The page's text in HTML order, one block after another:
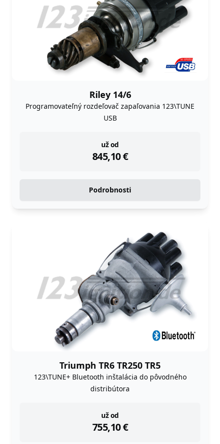
Riley 14/6
Programovateľný rozdeľovač zapaľovania 123\TUNE
USB
už od
845,10€
instock
Podrobnosti
Triumph TR6 TR250 TR5
123\TUNE+ Bluetooth inštalácia do pôvodného
distribútora
už od
755,10€
instock